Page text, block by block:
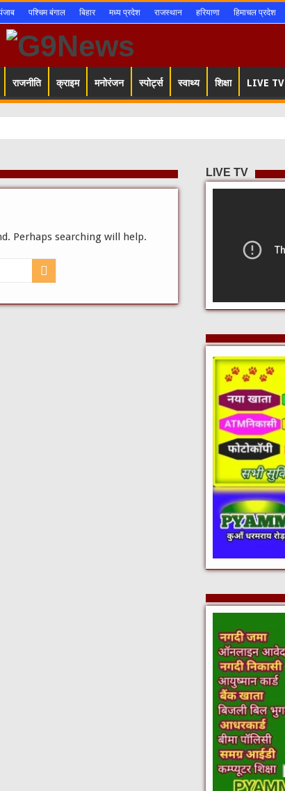
पश्चिम बंगाल बिहार मध्य प्रदेश राजस्थान हरियाणा हिमाचल प्रदेश
राजनीति क्राइम मनोरंजन स्पोर्ट्स स्वाथ्य शिक्षा LIVE TV
Perhaps searching will help.
LIVE TV